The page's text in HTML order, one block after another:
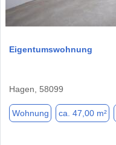
Eigentumswohnung
Hagen, 58099
Wohnung ca. 47,00 m²